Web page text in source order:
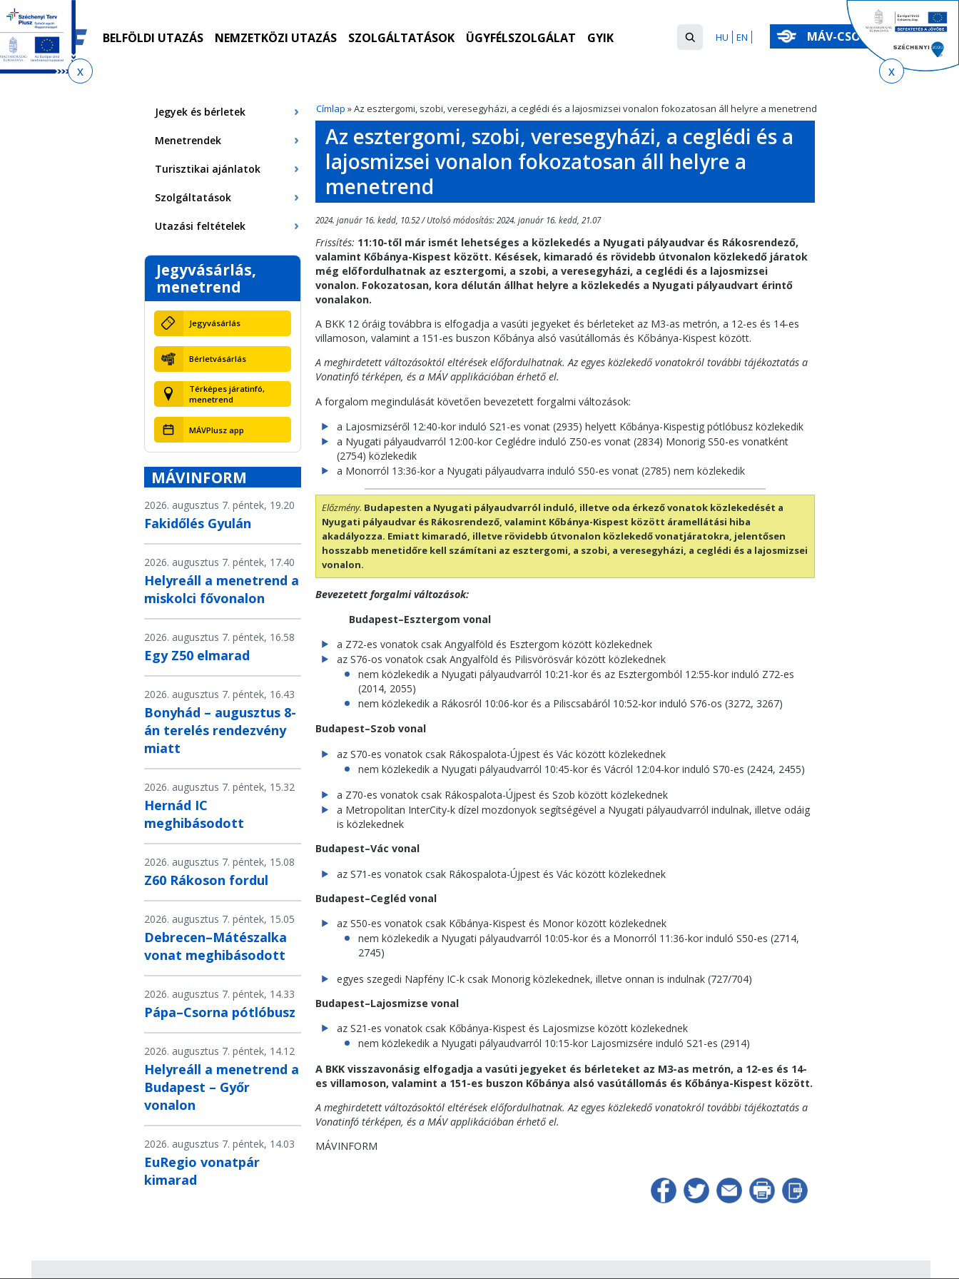
Ugrás
menetrendkeresőhöz
Ugrás
az
almenühöz
Ugrás
tartalomra
Ugrás
az
oldaltérképre
BELFÖLDI UTAZÁS NEMZETKÖZI UTAZÁS SZOLGÁLTATÁSOK ÜGYFÉLSZOLGÁLAT GYIK EN
HU
Keresés
űrlap
Keresés
MÁV-CSOPORT
Címlap » Az esztergomi, szobi, veresegyházi, a ceglédi és a lajosmizsei vonalon fokozatosan áll helyre a menetrend
Jegyek és bérletek
Menetrendek
Turisztikai ajánlatok
Szolgáltatások
Utazási feltételek
Jegyvásárlás,
menetrend
Jegyvásárlás
Bérletvásárlás
Térképes járatinfó,
menetrend
MÁVPlusz app
MÁVINFORM
2026. augusztus 7. péntek, 19.20
Fakidőlés Gyulán
2026. augusztus 7. péntek, 17.40
Helyreáll a menetrend a
miskolci fővonalon
2026. augusztus 7. péntek, 16.58
Egy Z50 elmarad
2026. augusztus 7. péntek, 16.43
Bonyhád – augusztus 8-
án terelés rendezvény
miatt
2026. augusztus 7. péntek, 15.32
Hernád IC
meghibásodott
2026. augusztus 7. péntek, 15.08
Z60 Rákoson fordul
2026. augusztus 7. péntek, 15.05
Debrecen–Mátészalka
vonat meghibásodott
2026. augusztus 7. péntek, 14.33
Pápa–Csorna pótlóbusz
2026. augusztus 7. péntek, 14.12
Helyreáll a menetrend a
Budapest – Győr
vonalon
2026. augusztus 7. péntek, 14.03
EuRegio vonatpár
kimarad
Az esztergomi, szobi, veresegyházi, a ceglédi és a
lajosmizsei vonalon fokozatosan áll helyre a
menetrend
2024. január 16. kedd, 10.52 / Utolsó módosítás: 2024. január 16. kedd, 21.07
Frissítés: 11:10-től már ismét lehetséges a közlekedés a Nyugati pályaudvar és Rákosrendező,
valamint Kőbánya-Kispest között. Késések, kimaradó és rövidebb útvonalon közlekedő járatok
még előfordulhatnak az esztergomi, a szobi, a veresegyházi, a ceglédi és a lajosmizsei
vonalon. Fokozatosan, kora délután állhat helyre a közlekedés a Nyugati pályaudvart érintő
vonalakon.
A BKK 12 óráig továbbra is elfogadja a vasúti jegyeket és bérleteket az M3-as metrón, a 12-es és 14-es
villamoson, valamint a 151-es buszon Kőbánya alsó vasútállomás és Kőbánya-Kispest között.
A meghirdetett változásoktól eltérések előfordulhatnak. Az egyes közlekedő vonatokról további tájékoztatás a
Vonatinfó térképen, és a MÁV applikációban érhető el.
A forgalom megindulását követően bevezetett forgalmi változások:
a Lajosmizséről 12:40-kor induló S21-es vonat (2935) helyett Kőbánya-Kispestig pótlóbusz közlekedik
a Nyugati pályaudvarról 12:00-kor Ceglédre induló Z50-es vonat (2834) Monorig S50-es vonatként
(2754) közlekedik
a Monorról 13:36-kor a Nyugati pályaudvarra induló S50-es vonat (2785) nem közlekedik
Előzmény. Budapesten a Nyugati pályaudvarról induló, illetve oda érkező vonatok közlekedését a
Nyugati pályaudvar és Rákosrendező, valamint Kőbánya-Kispest között áramellátási hiba
akadályozza. Emiatt kimaradó, illetve rövidebb útvonalon közlekedő vonatjáratokra, jelentősen
hosszabb menetidőre kell számítani az esztergomi, a szobi, a veresegyházi, a ceglédi és a lajosmizsei
vonalon.
Bevezetett forgalmi változások:
Budapest–Esztergom vonal
a Z72-es vonatok csak Angyalföld és Esztergom között közlekednek
az S76-os vonatok csak Angyalföld és Pilisvörösvár között közlekednek
nem közlekedik a Nyugati pályaudvarról 10:21-kor és az Esztergomból 12:55-kor induló Z72-es
(2014, 2055)
nem közlekedik a Rákosról 10:06-kor és a Piliscsabáról 10:52-kor induló S76-os (3272, 3267)
Budapest–Szob vonal
az S70-es vonatok csak Rákospalota-Újpest és Vác között közlekednek
nem közlekedik a Nyugati pályaudvarról 10:45-kor és Vácról 12:04-kor induló S70-es (2424, 2455)
a Z70-es vonatok csak Rákospalota-Újpest és Szob között közlekednek
a Metropolitan InterCity-k dízel mozdonyok segítségével a Nyugati pályaudvarról indulnak, illetve odáig
is közlekednek
Budapest–Vác vonal
az S71-es vonatok csak Rákospalota-Újpest és Vác között közlekednek
Budapest–Cegléd vonal
az S50-es vonatok csak Kőbánya-Kispest és Monor között közlekednek
nem közlekedik a Nyugati pályaudvarról 10:05-kor és a Monorról 11:36-kor induló S50-es (2714,
2745)
egyes szegedi Napfény IC-k csak Monorig közlekednek, illetve onnan is indulnak (727/704)
Budapest–Lajosmizse vonal
az S21-es vonatok csak Kőbánya-Kispest és Lajosmizse között közlekednek
nem közlekedik a Nyugati pályaudvarról 10:15-kor Lajosmizsére induló S21-es (2914)
A BKK visszavonásig elfogadja a vasúti jegyeket és bérleteket az M3-as metrón, a 12-es és 14-
es villamoson, valamint a 151-es buszon Kőbánya alsó vasútállomás és Kőbánya-Kispest között.
A meghirdetett változásoktól eltérések előfordulhatnak. Az egyes közlekedő vonatokról további tájékoztatás a
Vonatinfó térképen, és a MÁV applikációban érhető el.
MÁVINFORM